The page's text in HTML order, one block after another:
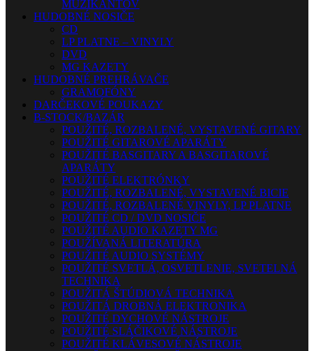
MUZIKANTOV
HUDOBNÉ NOSIČE
CD
LP PLATNE – VINYLY
DVD
MG KAZETY
HUDOBNÉ PREHRÁVAČE
GRAMOFÓNY
DARČEKOVÉ POUKAZY
B-STOCK/BAZÁR
POUŽITÉ, ROZBALENÉ, VYSTAVENÉ GITARY
POUŽITÉ GITAROVÉ APARÁTY
POUŽITÉ BASGITARY A BASGITAROVÉ
APARÁTY
POUŽITÉ ELEKTRÓNKY
POUŽITÉ, ROZBALENÉ, VYSTAVENÉ BICIE
POUŽITÉ, ROZBALENÉ VINYLY, LP PLATNE
POUŽITÉ CD / DVD NOSIČE
POUŽITÉ AUDIO KAZETY MG
POUŽÍVANÁ LITERATÚRA
POUŽITÉ AUDIO SYSTÉMY
POUŽITÉ SVETLÁ, OSVETLENIE, SVETELNÁ
TECHNIKA
POUŽITÁ ŠTÚDIOVÁ TECHNIKA
POUŽITÁ DROBNÁ ELEKTRONIKA
POUŽITÉ DYCHOVÉ NÁSTROJE
POUŽITÉ SLÁČIKOVÉ NÁSTROJE
POUŽITÉ KLÁVESOVÉ NÁSTROJE